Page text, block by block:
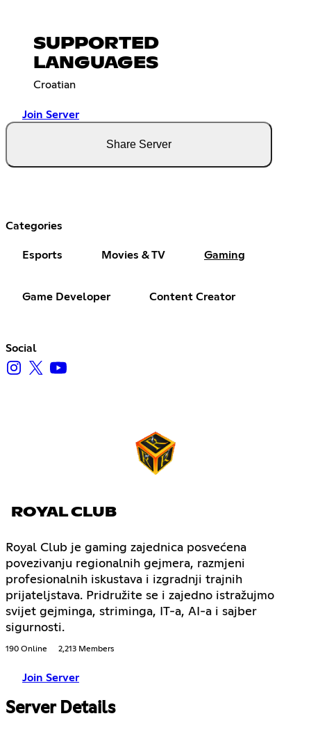
SUPPORTED
LANGUAGES
Croatian
Join Server
Share Server
Categories
Esports Movies & TV Gaming
Game Developer Content Creator
Social
ROYAL CLUB
Royal Club je gaming zajednica posvećena
povezivanju regionalnih gejmera, razmjeni
profesionalnih iskustava i izgradnji trajnih
prijateljstava. Pridružite se i zajedno istražujmo
svijet gejminga, striminga, IT-a, AI-a i sajber
sigurnosti.
190 Online 2,213 Members
Join Server
Server Details